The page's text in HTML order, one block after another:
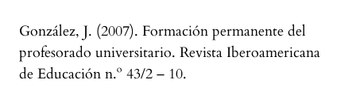
González, J. (2007). Formación permanente del
profesorado universitario. Revista Iberoamericana
de Educación n.º 43/2 – 10.